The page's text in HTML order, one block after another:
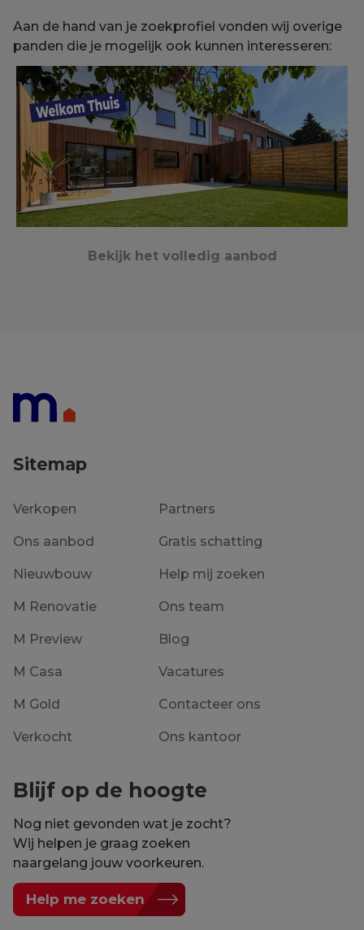
Aan de hand van je zoekprofiel vonden wij overige
panden die je mogelijk ook kunnen interesseren:
Bekijk het volledig aanbod
Sitemap
Verkopen
Ons aanbod
Nieuwbouw
M Renovatie
M Preview
M Casa
M Gold
Verkocht
Partners
Gratis schatting
Help mij zoeken
Ons team
Blog
Vacatures
Contacteer ons
Ons kantoor
Blijf op de hoogte
Nog niet gevonden wat je zocht?
Wij helpen je graag zoeken
naargelang jouw voorkeuren.
Help me zoeken